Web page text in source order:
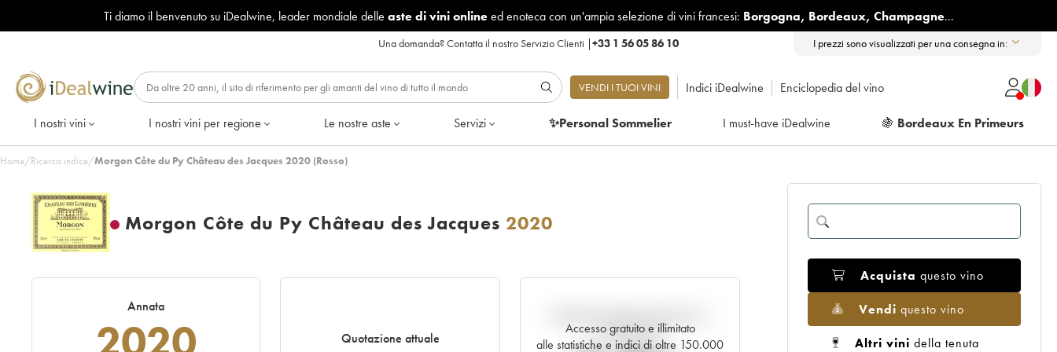
Ti diamo il benvenuto su iDealwine, leader mondiale delle aste di vini onlineed enoteca con un'ampia selezione di vini francesi: Borgogna, Bordeaux, Champagne...
Una domanda?Contatta il nostro Servizio Clienti |+33 1 56 05 86 10 I prezzi sono visualizzati per una consegna in:
VENDI I TUOI VINI Indici iDealwine Enciclopedia del vino
I nostri vini I nostri vini per regione Le nostre aste Servizi ✨Personal Sommelier I must-have iDealwine 🍇 Bordeaux En Primeurs
Home/Ricerca indice/Morgon Côte du Py Château des Jacques 2020 (Rosso)
Morgon Côte du Py Château des Jacques 2020
Annata
Quotazione attuale
Accesso gratuito e illimitato
alle statistiche e indici di oltre 150.000
tempo reale
Acquista questo vino
Vendi questo vino
Altri vini della tenuta